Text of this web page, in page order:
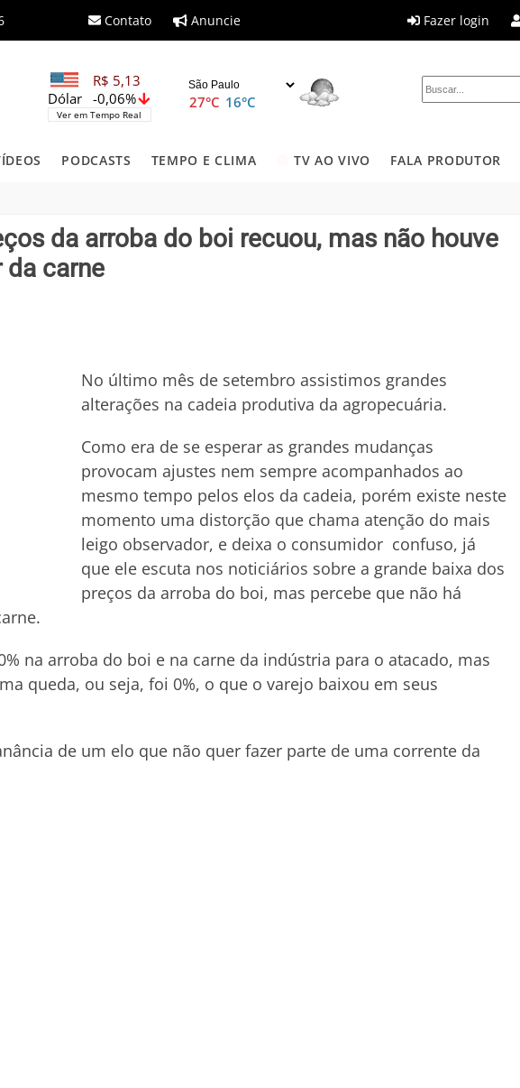
Contato Anuncie Fazer login
R$ 5,13
-0,06%
Dólar
Ver em Tempo Real
27°C 16°C
PODCASTS TEMPO E CLIMA TV AO VIVO FALA PRODUTOR
da arroba do boi recuou, mas não houve
da carne
No último mês de setembro assistimos grandes
alterações na cadeia produtiva da agropecuária.
Como era de se esperar as grandes mudanças
provocam ajustes nem sempre acompanhados ao
mesmo tempo pelos elos da cadeia, porém existe neste
momento uma distorção que chama atenção do mais
leigo observador, e deixa o consumidor confuso, já
que ele escuta nos noticiários sobre a grande baixa dos
preços da arroba do boi, mas percebe que não há
na arroba do boi e na carne da indústria para o atacado, mas
queda, ou seja, foi 0%, o que o varejo baixou em seus
de um elo que não quer fazer parte de uma corrente da